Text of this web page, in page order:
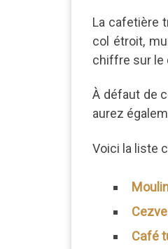
La cafetière
col étroit,
chiffre sur le
À défaut de
aurez
Voici la liste
Cezve
Café